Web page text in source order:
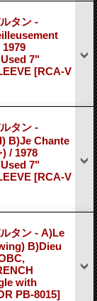
タン -
7"
[RCA-V
タン -
B)Je Chante
/ 1978
7"
[RCA-V
タン - A)Le
B)Dieu
with
PB-8015]